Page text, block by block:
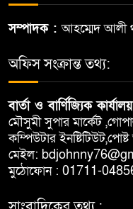
সম্পাদক :আহম্মেদ আলী
অফিস সংক্রান্ত তথ্য:
বার্তা ও বার্ণিজ্যিক
মৌসুমী সুপার মার্কেট
কম্পিউটার
মেইল:
মুঠোফোন : 01711-